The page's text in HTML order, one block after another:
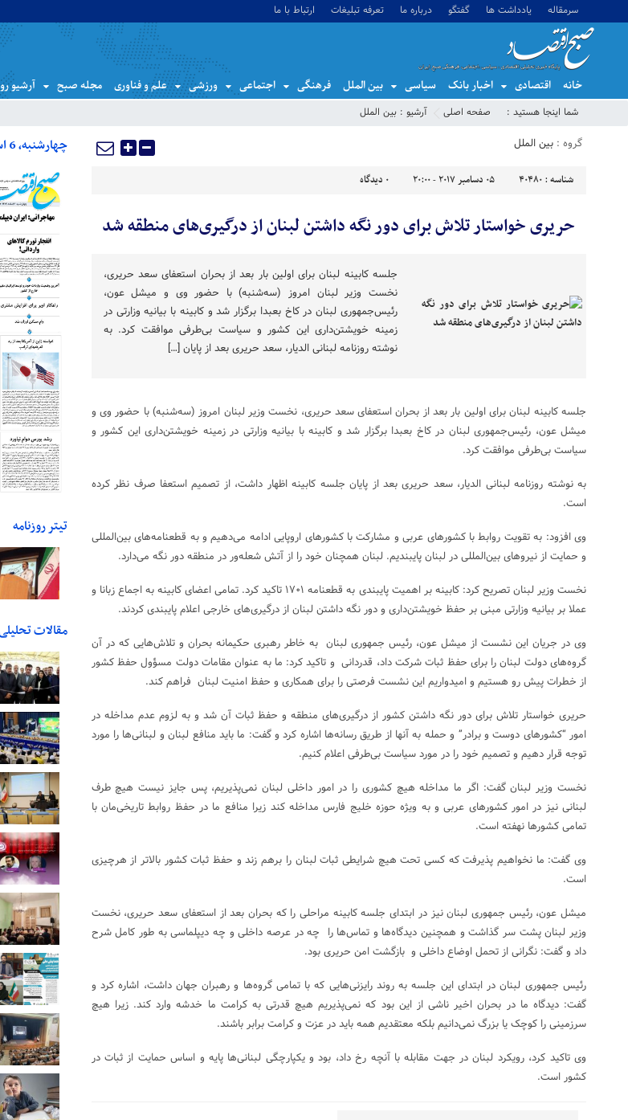
سرمقاله یادداشت ها گفتگو درباره ما تعرفه تبلیغات ارتباط با ما
خانه اقتصادی اخبار بانک سیاسی بین الملل فرهنگی اجتماعی ورزشی علم و فناوری مجله صبح آرشیو
شما اینجا هستید : صفحه اصلی آرشیو : بین الملل
گروه : بین الملل
شناسه : 40480 05 دسامبر 2017 - 20:00 0 دیدگاه
حریری خواستار تلاش برای دور نگه داشتن لبنان از درگیری‌های منطقه شد
جلسه کابینه لبنان برای اولین بار بعد از بحران استعفای سعد حریری،
نخست وزیر لبنان امروز (سه‌شنبه) با حضور وی و میشل عون،
رئیس‌جمهوری لبنان در کاخ بعبدا برگزار شد و کابینه با بیانیه‌ وزارتی در
زمینه خویشتن‌داری این کشور و سیاست بی‌طرفی موافقت کرد. به
نوشته روزنامه لبنانی الدیار، سعد حریری بعد از پایان […]
جلسه کابینه لبنان برای اولین بار بعد از بحران استعفای سعد حریری، نخست وزیر لبنان امروز (سه‌شنبه) با حضور وی و
میشل عون، رئیس‌جمهوری لبنان در کاخ بعبدا برگزار شد و کابینه با بیانیه‌ وزارتی در زمینه خویشتن‌داری این کشور و
سیاست بی‌طرفی موافقت کرد.
به نوشته روزنامه لبنانی الدیار، سعد حریری بعد از پایان جلسه کابینه اظهار داشت، از تصمیم استعفا صرف نظر کرده
است.
وی افزود: به تقویت روابط با کشورهای عربی و مشارکت با کشورهای اروپایی ادامه می‌دهیم و به قطعنامه‌های بین‌المللی
و حمایت از نیروهای بین‌المللی در لبنان پایبندیم. لبنان همچنان خود را از آتش شعله‌ور در منطقه دور نگه می‌دارد.
نخست وزیر لبنان تصریح کرد: کابینه بر اهمیت پایبندی به قطعنامه ۱۷۰۱ تاکید کرد. تمامی اعضای کابینه به اجماع زبانا و
عملا بر بیانیه وزارتی مبنی بر حفظ خویشتن‌داری و دور نگه داشتن لبنان از درگیری‌های خارجی اعلام پایبندی کردند.
وی در جریان این نشست از میشل عون، رئیس جمهوری لبنان به خاطر رهبری حکیمانه بحران و تلاش‌هایی که در آن
گروه‌های دولت لبنان را برای حفظ ثبات شرکت داد، قدردانی و تاکید کرد: ما به عنوان مقامات دولت مسؤول حفظ کشور
از خطرات پیش رو هستیم و امیدواریم این نشست فرصتی را برای همکاری و حفظ امنیت لبنان فراهم کند.
حریری خواستار تلاش برای دور نگه داشتن کشور از درگیری‌های منطقه و حفظ ثبات آن شد و به لزوم عدم مداخله در
امور “کشورهای دوست و برادر” و حمله به آنها از طریق رسانه‌ها اشاره کرد و گفت: ما باید منافع لبنان و لبنانی‌ها را مورد
توجه قرار دهیم و تصمیم خود را در مورد سیاست بی‌طرفی اعلام کنیم.
نخست وزیر لبنان گفت: اگر ما مداخله هیچ کشوری را در امور داخلی لبنان نمی‌پذیریم، پس جایز نیست هیچ طرف
لبنانی نیز در امور کشورهای عربی و به ویژه حوزه خلیج فارس مداخله کند زیرا منافع ما در حفظ روابط تاریخی‌مان با
تمامی کشورها نهفته است.
وی گفت:‌ ما نخواهیم پذیرفت که کسی تحت هیچ شرایطی ثبات لبنان را برهم زند و حفظ ثبات کشور بالاتر از هرچیزی
است.
میشل عون، رئیس جمهوری لبنان نیز در ابتدای جلسه کابینه مراحلی را که بحران بعد از استعفای سعد حریری، نخست
وزیر لبنان پشت سر گذاشت و همچنین دیدگاه‌ها و تماس‌ها را چه در عرصه داخلی و چه دیپلماسی به طور کامل شرح
داد و گفت: نگرانی از تحمل اوضاع داخلی و بازگشت امن حریری بود.
رئیس جمهوری لبنان در ابتدای این جلسه به روند رایزنی‌هایی که با تمامی گروه‌ها و رهبران جهان داشت، اشاره کرد و
گفت: دیدگاه ما در بحران اخیر ناشی از این بود که نمی‌پذیریم هیچ قدرتی به کرامت ما خدشه وارد کند. زیرا هیچ
سرزمینی را کوچک یا بزرگ نمی‌دانیم بلکه معتقدیم همه باید در عزت و کرامت برابر باشند.
وی تاکید کرد، رویکرد لبنان در جهت مقابله با آنچه رخ داد، بود و یکپارچگی لبنانی‌ها پایه و اساس حمایت از ثبات در
کشور است.
چهارشنبه، 6 اسفند 1404
تیتر روزنامه
مقالات